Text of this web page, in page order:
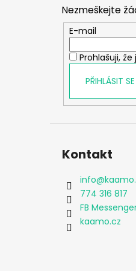
Nezmeškejte
E-mail
Prohlašuji,
PŘIHLÁSIT SE
Kontakt
info@
774 316 817
FB
kaamo.cz